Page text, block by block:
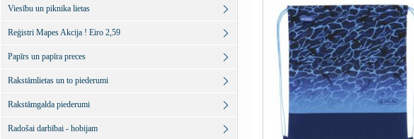
Viesību un piknika lietas
Reģistri Mapes Akcija ! Eiro 2,59
Papīrs un papīra preces
Rakstāmlietas un to piederumi
Rakstāmgalda piederumi
Radošai darbībai - hobijam